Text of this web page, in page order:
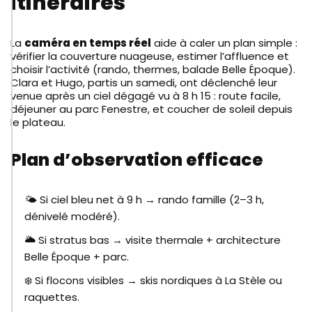
La caméra en temps réel aide à caler un plan simple :
vérifier la couverture nuageuse, estimer l’affluence et
choisir l’activité (rando, thermes, balade Belle Époque).
Clara et Hugo, partis un samedi, ont déclenché leur
venue après un ciel dégagé vu à 8 h 15 : route facile,
déjeuner au parc Fenestre, et coucher de soleil depuis
le plateau.
Plan d’observation efficace
🌤️ Si ciel bleu net à 9 h → rando famille (2–3 h,
dénivelé modéré).
🌥️ Si stratus bas → visite thermale + architecture
Belle Époque + parc.
❄️ Si flocons visibles → skis nordiques à La Stèle ou
raquettes.